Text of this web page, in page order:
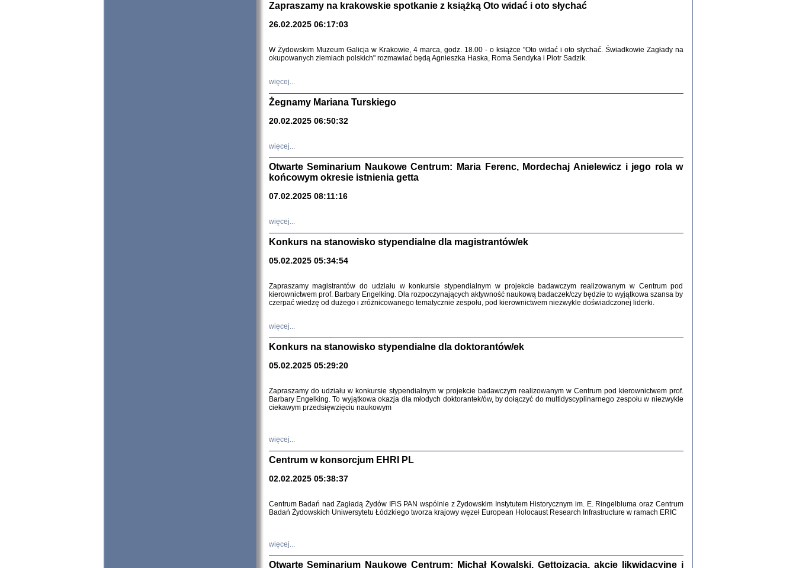
Warszawa 2017
Pisma Kopla i Mirki Piżyców o życiu w getcie i okupowanej
Warszawie
Warszawa 2016
SZCZĘŚCIE JEST POSIADAĆ DOM POD ZIEMIĄ ...
Zapraszamy na krakowskie spotkanie z książką Oto widać i oto słychać
26.02.2025 06:17:03
W Żydowskim Muzeum Galicja w Krakowie, 4 marca, godz. 18.00 - o książce "Oto widać i oto słychać. Świadkowie Zagłady na
okupowanych ziemiach polskich" rozmawiać będą Agnieszka Haska, Roma Sendyka i Piotr Sadzik.
więcej...
Żegnamy Mariana Turskiego
20.02.2025 06:50:32
więcej...
Otwarte Seminarium Naukowe Centrum: Maria Ferenc, Mordechaj Anielewicz i jego rola w
końcowym okresie istnienia getta
07.02.2025 08:11:16
więcej...
Konkurs na stanowisko stypendialne dla magistrantów/ek
05.02.2025 05:34:54
Zapraszamy magistrantów do udziału w konkursie stypendialnym w projekcie badawczym realizowanym w Centrum pod
kierownictwem prof. Barbary Engelking. Dla rozpoczynających aktywność naukową badaczek/czy będzie to wyjątkowa szansa by
czerpać wiedzę od dużego i zróżnicowanego tematycznie zespołu, pod kierownictwem niezwykle doświadczonej liderki.
więcej...
Konkurs na stanowisko stypendialne dla doktorantów/ek
05.02.2025 05:29:20
Zapraszamy do udziału w konkursie stypendialnym w projekcie badawczym realizowanym w Centrum pod kierownictwem prof.
Barbary Engelking. To wyjątkowa okazja dla młodych doktorantek/ów, by dołączyć do multidyscyplinarnego zespołu w niezwykle
ciekawym przedsięwzięciu naukowym
więcej...
Centrum w konsorcjum EHRI PL
02.02.2025 05:38:37
Centrum Badań nad Zagładą Żydów IFiS PAN wspólnie z Żydowskim Instytutem Historycznym im. E. Ringelbluma oraz Centrum
Badań Żydowskich Uniwersytetu Łódzkiego tworza krajowy węzeł European Holocaust Research Infrastructure w ramach ERIC
więcej...
Otwarte Seminarium Naukowe Centrum: Michał Kowalski, Gettoizacja, akcje likwidacyjne i